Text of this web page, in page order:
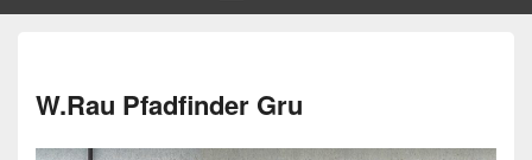
W.Rau Pfadfinder Gru